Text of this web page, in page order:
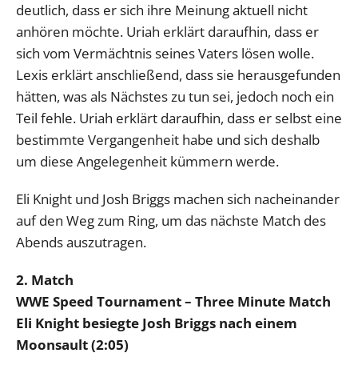
deutlich, dass er sich ihre Meinung aktuell nicht
anhören möchte. Uriah erklärt daraufhin, dass er
sich vom Vermächtnis seines Vaters lösen wolle.
Lexis erklärt anschließend, dass sie herausgefunden
hätten, was als Nächstes zu tun sei, jedoch noch ein
Teil fehle. Uriah erklärt daraufhin, dass er selbst eine
bestimmte Vergangenheit habe und sich deshalb
um diese Angelegenheit kümmern werde.
Eli Knight und Josh Briggs machen sich nacheinander
auf den Weg zum Ring, um das nächste Match des
Abends auszutragen.
2. Match
WWE Speed Tournament – Three Minute Match
Eli Knight besiegte Josh Briggs nach einem
Moonsault (2:05)